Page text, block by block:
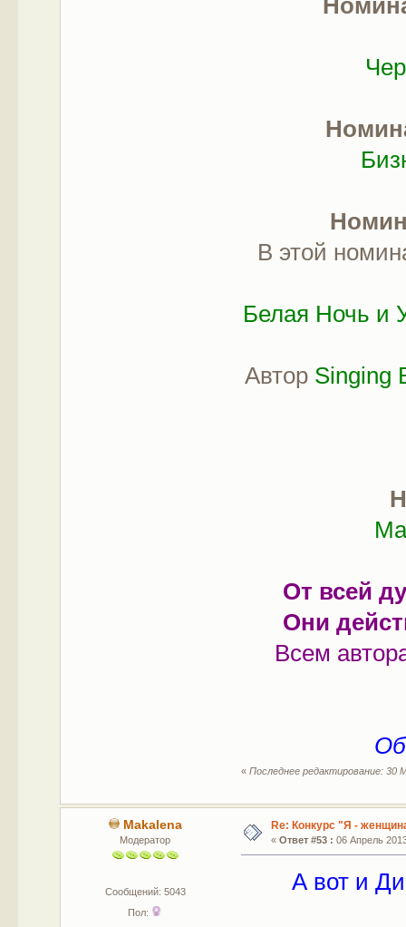
В этой
Белая Ночь и
Автор Singing
От всей
Они
Всем
«Последнее редактирование: 30
Makalena
Модератор
Сообщений: 5043
Пол:
Re: Конкурс "Я -
« Ответ #53 : 06 Апрель
А вот и